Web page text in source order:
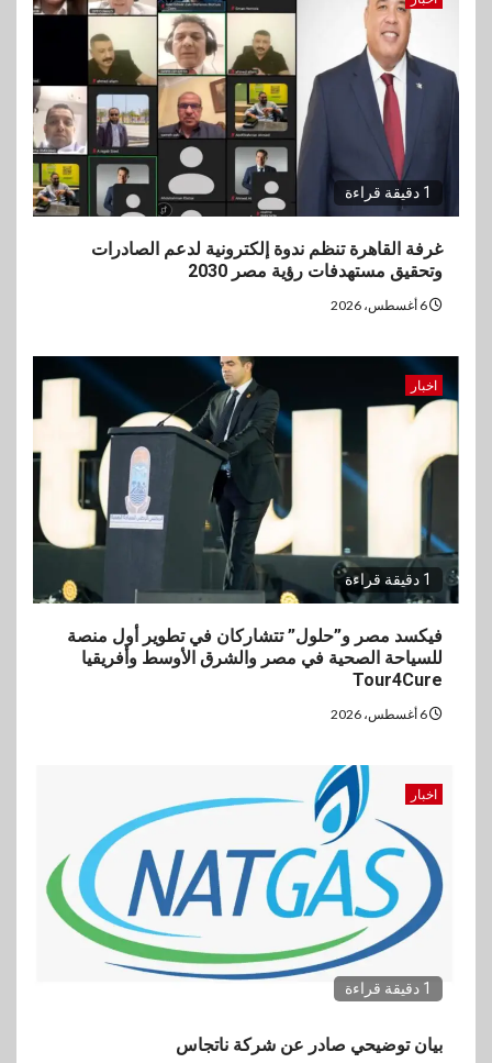
1 دقيقة قراءة
غرفة القاهرة تنظم ندوة إلكترونية لدعم الصادرات
وتحقيق مستهدفات رؤية مصر 2030
اخبار
1 دقيقة قراءة
فيكسد مصر و”حلول” تتشاركان في تطوير أول منصة
للسياحة الصحية في مصر والشرق الأوسط وأفريقيا
Tour4Cure
اخبار
1 دقيقة قراءة
بيان توضيحي صادر عن شركة ناتجاس